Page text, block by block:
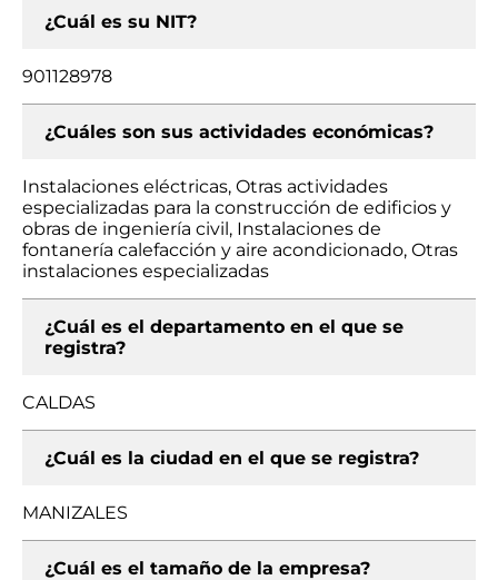
¿Cuál es su NIT?
901128978
¿Cuáles son sus actividades económicas?
Instalaciones eléctricas, Otras actividades
especializadas para la construcción de edificios y
obras de ingeniería civil, Instalaciones de
fontanería calefacción y aire acondicionado, Otras
instalaciones especializadas
¿Cuál es el departamento en el que se
registra?
CALDAS
¿Cuál es la ciudad en el que se registra?
MANIZALES
¿Cuál es el tamaño de la empresa?